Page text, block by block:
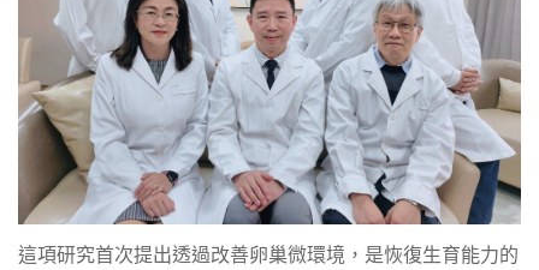
這項研究首次提出透過改善卵巢微環境，是恢復生育能力的